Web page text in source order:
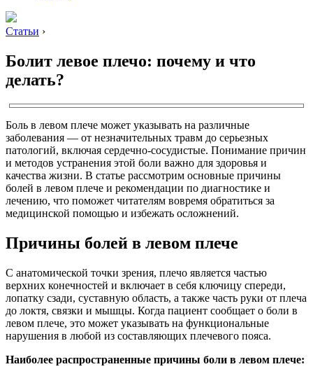
Статьи ›
Болит левое плечо: почему и что
делать?
Боль в левом плече может указывать на различные
заболевания — от незначительных травм до серьезных
патологий, включая сердечно-сосудистые. Понимание причин
и методов устранения этой боли важно для здоровья и
качества жизни. В статье рассмотрим основные причины
болей в левом плече и рекомендации по диагностике и
лечению, что поможет читателям вовремя обратиться за
медицинской помощью и избежать осложнений.
Причины болей в левом плече
С анатомической точки зрения, плечо является частью
верхних конечностей и включает в себя ключицу спереди,
лопатку сзади, суставную область, а также часть руки от плеча
до локтя, связки и мышцы. Когда пациент сообщает о боли в
левом плече, это может указывать на функциональные
нарушения в любой из составляющих плечевого пояса.
Наиболее распространенные причины боли в левом плече: